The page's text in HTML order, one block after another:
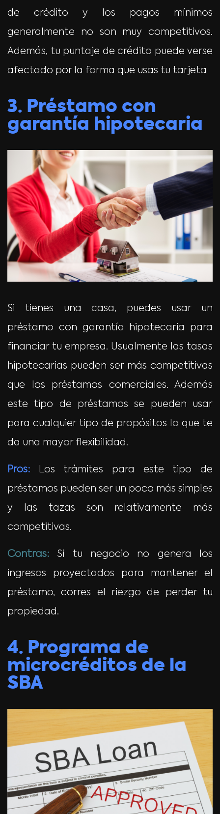
de crédito y los pagos mínimos
generalmente no son muy competitivos.
Además, tu puntaje de crédito puede verse
afectado por la forma que usas tu tarjeta
3. Préstamo con
garantía hipotecaria
Si tienes una casa, puedes usar un
préstamo con garantía hipotecaria para
financiar tu empresa. Usualmente las tasas
hipotecarias pueden ser más competitivas
que los préstamos comerciales. Además
este tipo de préstamos se pueden usar
para cualquier tipo de propósitos lo que te
da una mayor flexibilidad.
Pros: Los trámites para este tipo de
préstamos pueden ser un poco más simples
y las tazas son relativamente más
competitivas.
Contras:
Si tu negocio no genera los
ingresos proyectados para mantener el
préstamo, corres el riezgo de perder tu
propiedad.
4. Programa de
microcréditos de la
SBA